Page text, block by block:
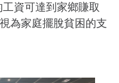
資可達到家鄉賺取
為家庭擺脫貧困的支